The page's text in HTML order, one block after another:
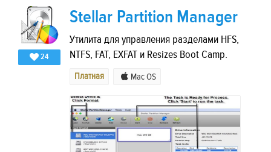
24
Stellar Partition Manager
Утилита для управления разделами HFS,
NTFS, FAT, EXFAT и Resizes Boot Camp.
Платная Mac OS